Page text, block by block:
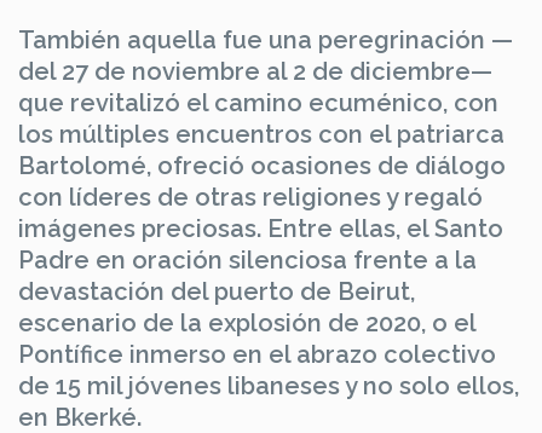
También aquella fue una peregrinación —
del 27 de noviembre al 2 de diciembre—
que revitalizó el camino ecuménico, con
los múltiples encuentros con el patriarca
Bartolomé, ofreció ocasiones de diálogo
con líderes de otras religiones y regaló
imágenes preciosas. Entre ellas, el Santo
Padre en oración silenciosa frente a la
devastación del puerto de Beirut,
escenario de la explosión de 2020, o el
Pontífice inmerso en el abrazo colectivo
de 15 mil jóvenes libaneses y no solo ellos,
en Bkerké.